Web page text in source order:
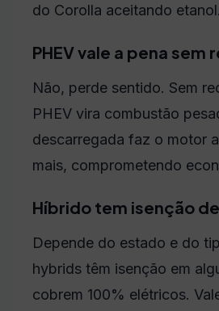
do Corolla aceitando etanol.
PHEV vale a pena sem
Não, perde sentido. Sem
PHEV vira combustão
descarregada faz o motor
mais, comprometendo
Híbrido tem isenção de
Depende do estado e do
hybrids têm isenção em
cobrem 100% elétricos.